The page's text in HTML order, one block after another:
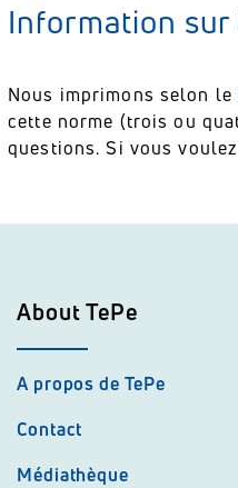
Information
Nous imprimons selon le
cette norme (trois ou
questions. Si vous
About TePe
A propos de TePe
Contact
Médiathèque